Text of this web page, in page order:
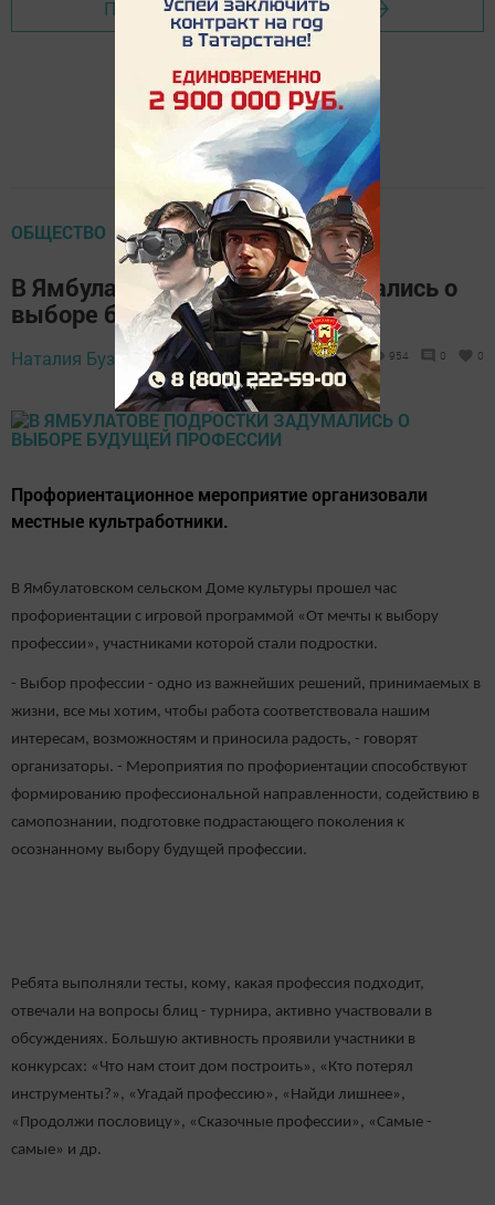
Перейти на страницу новости
ОБЩЕСТВО
В Ямбулатове подростки задумались о
выборе будущей профессии
Наталия Бузунова, 15 октября 2022 -
10:32
954 0 0
Профориентационное мероприятие организовали
местные культработники.
В Ямбулатовском сельском Доме культуры прошел час
профориентации с игровой программой «От мечты к выбору
профессии», участниками которой стали подростки.
- Выбор профессии - одно из важнейших решений, принимаемых в
жизни, все мы хотим, чтобы работа соответствовала нашим
интересам, возможностям и приносила радость, - говорят
организаторы. - Мероприятия по профориентации способствуют
формированию профессиональной направленности, содействию в
самопознании, подготовке подрастающего поколения к
осознанному выбору будущей профессии.
Ребята выполняли тесты, кому, какая профессия подходит,
отвечали на вопросы блиц - турнира, активно участвовали в
обсуждениях. Большую активность проявили участники в
конкурсах: «Что нам стоит дом построить», «Кто потерял
инструменты?», «Угадай профессию», «Найди лишнее»,
«Продолжи пословицу», «Сказочные профессии», «Самые -
самые» и др.